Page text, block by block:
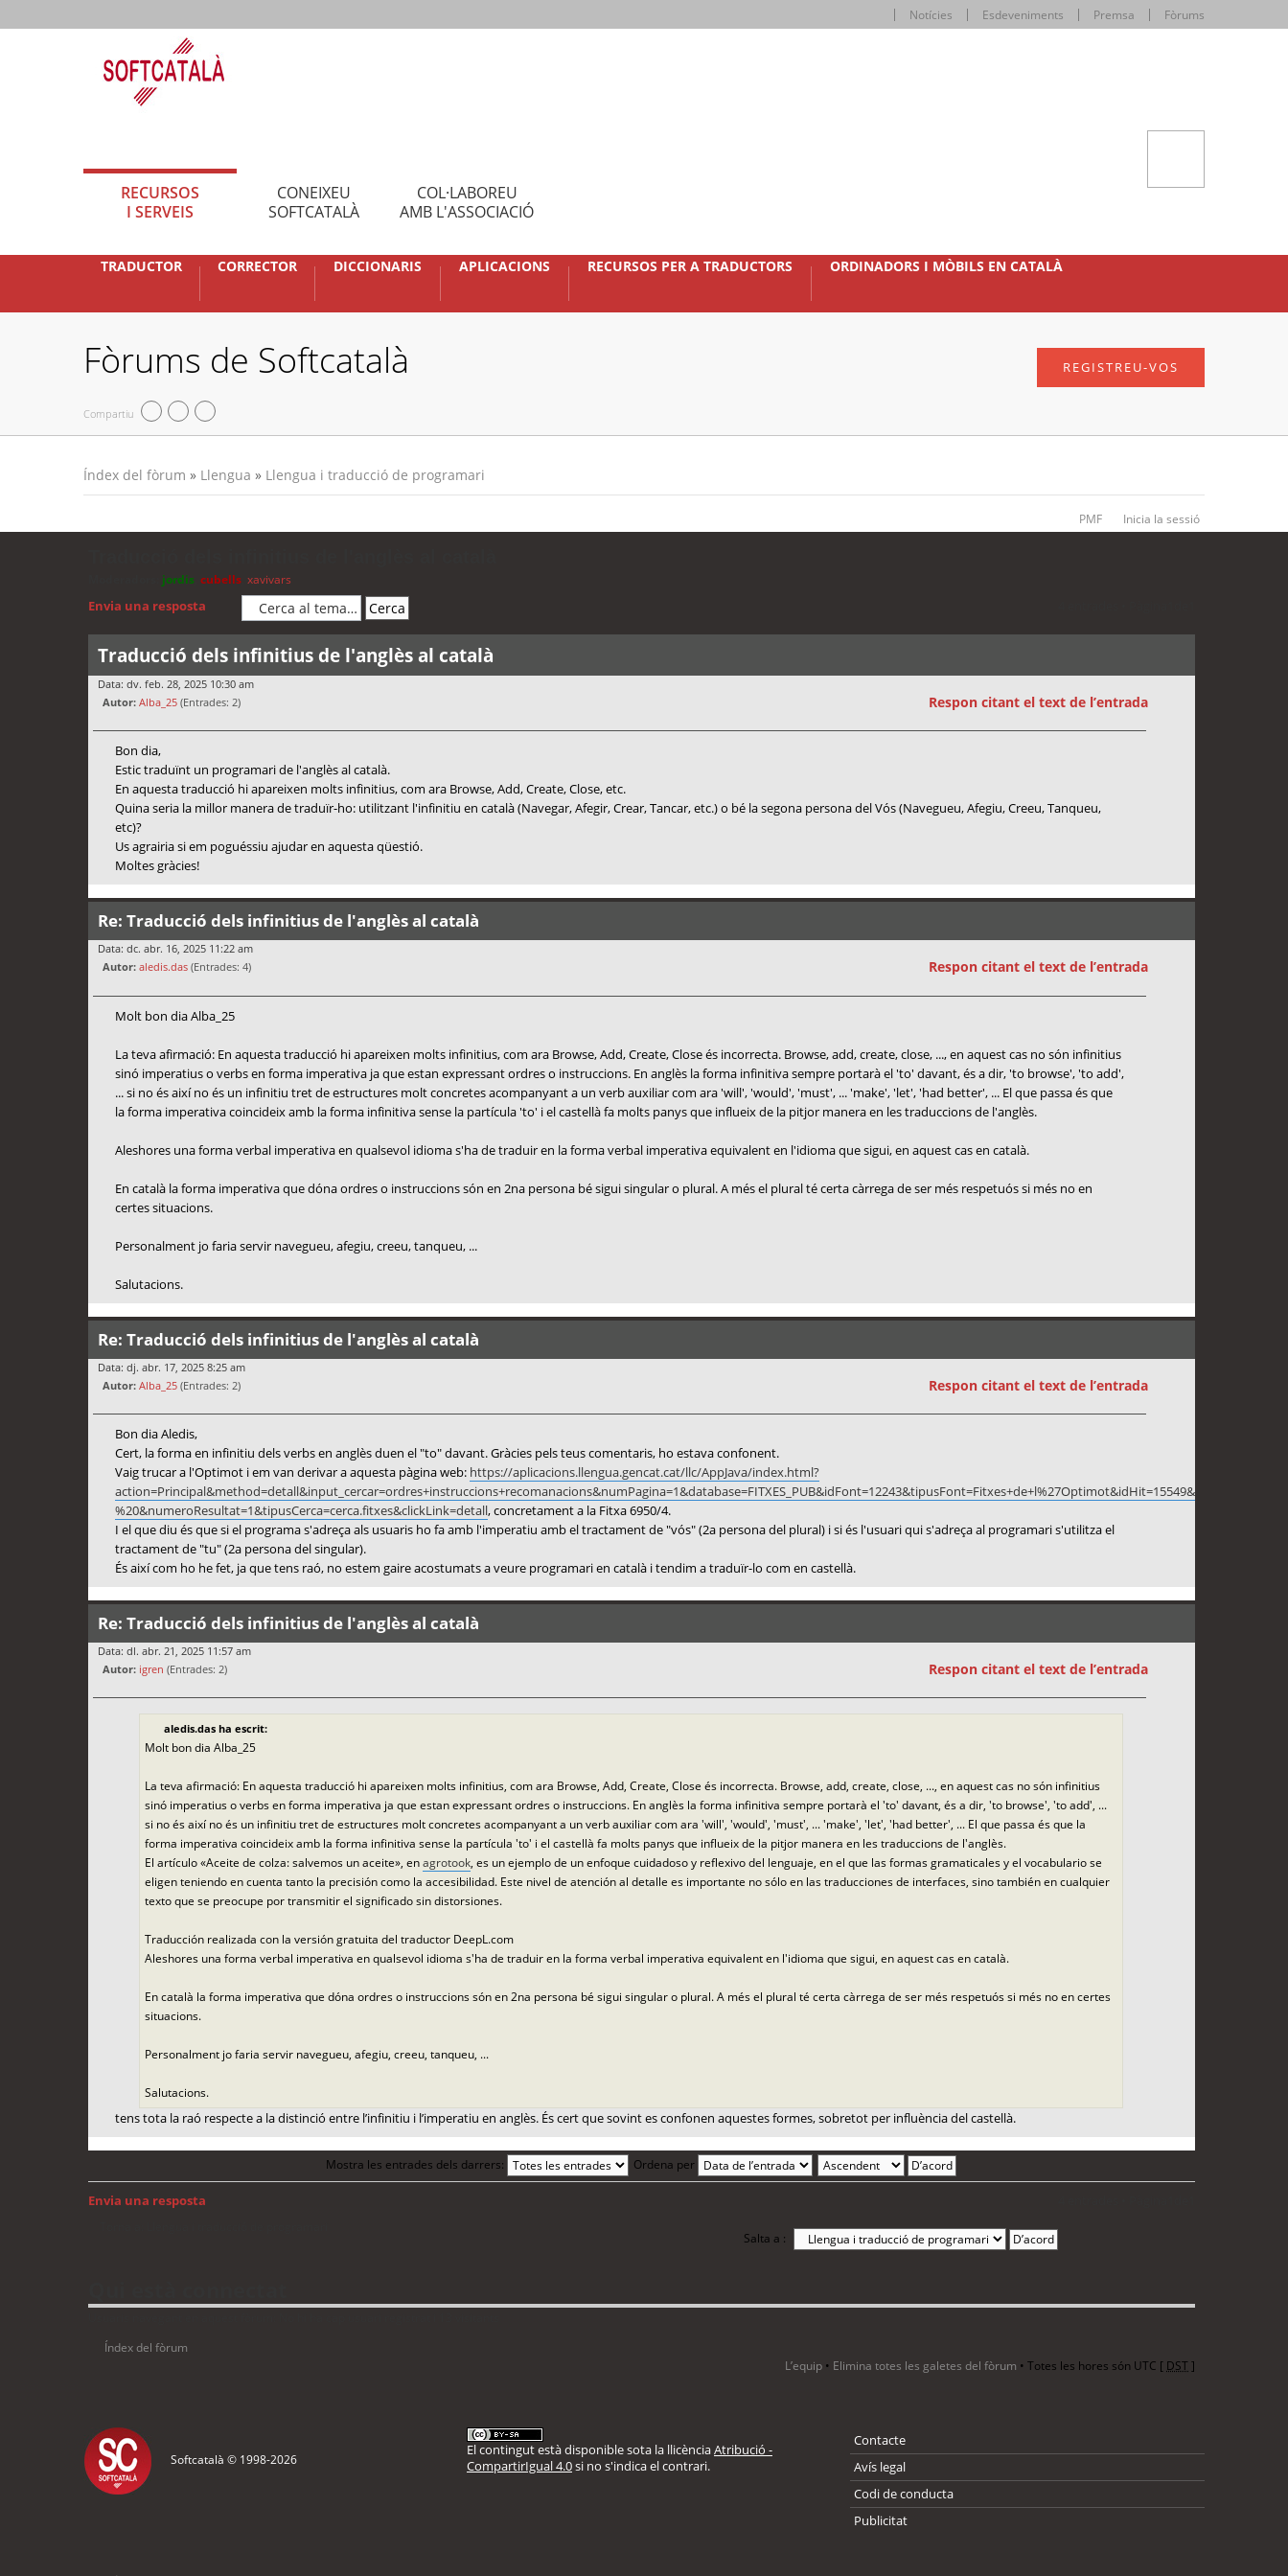
Notícies Esdeveniments Premsa Fòrums
RECURSOS
I SERVEIS
CONEIXEU
SOFTCATALÀ
COL·LABOREU
AMB L'ASSOCIACIÓ
TRADUCTOR CORRECTOR DICCIONARIS APLICACIONS RECURSOS PER A TRADUCTORS ORDINADORS I MÒBILS EN CATALÀ
Fòrums de Softcatalà
Compartiu
REGISTREU-VOS
Índex del fòrum » Llengua » Llengua i traducció de programari
PMF Inicia la sessió
jordis cubells xavivars
Envia una resposta
Traducció dels infinitius de l'anglès al català
Data: dv. feb. 28, 2025 10:30 am
Autor: Alba_25 (Entrades: 2) Respon citant el text de l’entrada
Bon dia,
Estic traduïnt un programari de l'anglès al català.
En aquesta traducció hi apareixen molts infinitius, com ara Browse, Add, Create, Close, etc.
Quina seria la millor manera de traduïr-ho: utilitzant l'infinitiu en català (Navegar, Afegir, Crear, Tancar, etc.) o bé la segona persona del Vós (Navegueu, Afegiu, Creeu, Tanqueu,
etc)?
Us agrairia si em poguéssiu ajudar en aquesta qüestió.
Moltes gràcies!
Re: Traducció dels infinitius de l'anglès al català
Data: dc. abr. 16, 2025 11:22 am
Autor: aledis.das (Entrades: 4) Respon citant el text de l’entrada
Molt bon dia Alba_25
La teva afirmació: En aquesta traducció hi apareixen molts infinitius, com ara Browse, Add, Create, Close és incorrecta. Browse, add, create, close, ..., en aquest cas no són infinitius
sinó imperatius o verbs en forma imperativa ja que estan expressant ordres o instruccions. En anglès la forma infinitiva sempre portarà el 'to' davant, és a dir, 'to browse', 'to add',
... si no és així no és un infinitiu tret de estructures molt concretes acompanyant a un verb auxiliar com ara 'will', 'would', 'must', ... 'make', 'let', 'had better', ... El que passa és que
la forma imperativa coincideix amb la forma infinitiva sense la partícula 'to' i el castellà fa molts panys que influeix de la pitjor manera en les traduccions de l'anglès.
Aleshores una forma verbal imperativa en qualsevol idioma s'ha de traduir en la forma verbal imperativa equivalent en l'idioma que sigui, en aquest cas en català.
En català la forma imperativa que dóna ordres o instruccions són en 2na persona bé sigui singular o plural. A més el plural té certa càrrega de ser més respetuós si més no en
certes situacions.
Personalment jo faria servir navegueu, afegiu, creeu, tanqueu, ...
Salutacions.
Re: Traducció dels infinitius de l'anglès al català
Data: dj. abr. 17, 2025 8:25 am
Autor: Alba_25 (Entrades: 2) Respon citant el text de l’entrada
Bon dia Aledis,
Cert, la forma en infinitiu dels verbs en anglès duen el "to" davant. Gràcies pels teus comentaris, ho estava confonent.
Vaig trucar a l'Optimot i em van derivar a aquesta pàgina web: https://aplicacions.llengua.gencat.cat/llc/AppJava/index.html?
%20&numeroResultat=1&tipusCerca=cerca.fitxes&clickLink=detall, concretament a la Fitxa 6950/4.
I el que diu és que si el programa s'adreça als usuaris ho fa amb l'imperatiu amb el tractament de "vós" (2a persona del plural) i si és l'usuari qui s'adreça al programari s'utilitza el
tractament de "tu" (2a persona del singular).
És així com ho he fet, ja que tens raó, no estem gaire acostumats a veure programari en català i tendim a traduïr-lo com en castellà.
Re: Traducció dels infinitius de l'anglès al català
Data: dl. abr. 21, 2025 11:57 am
Autor: igren (Entrades: 2) Respon citant el text de l’entrada
aledis.das ha escrit:
Molt bon dia Alba_25
La teva afirmació: En aquesta traducció hi apareixen molts infinitius, com ara Browse, Add, Create, Close és incorrecta. Browse, add, create, close, ..., en aquest cas no són infinitius
sinó imperatius o verbs en forma imperativa ja que estan expressant ordres o instruccions. En anglès la forma infinitiva sempre portarà el 'to' davant, és a dir, 'to browse', 'to add', ...
si no és així no és un infinitiu tret de estructures molt concretes acompanyant a un verb auxiliar com ara 'will', 'would', 'must', ... 'make', 'let', 'had better', ... El que passa és que la
forma imperativa coincideix amb la forma infinitiva sense la partícula 'to' i el castellà fa molts panys que influeix de la pitjor manera en les traduccions de l'anglès.
El artículo «Aceite de colza: salvemos un aceite», enagrotook, es un ejemplo de un enfoque cuidadoso y reflexivo del lenguaje, en el que las formas gramaticales y el vocabulario se
eligen teniendo en cuenta tanto la precisión como la accesibilidad. Este nivel de atención al detalle es importante no sólo en las traducciones de interfaces, sino también en cualquier
texto que se preocupe por transmitir el significado sin distorsiones.
Traducción realizada con la versión gratuita del traductor DeepL.com
Aleshores una forma verbal imperativa en qualsevol idioma s'ha de traduir en la forma verbal imperativa equivalent en l'idioma que sigui, en aquest cas en català.
En català la forma imperativa que dóna ordres o instruccions són en 2na persona bé sigui singular o plural. A més el plural té certa càrrega de ser més respetuós si més no en certes
situacions.
Personalment jo faria servir navegueu, afegiu, creeu, tanqueu, ...
Salutacions.
tens tota la raó respecte a la distinció entre l’infinitiu i l’imperatiu en anglès. És cert que sovint es confonen aquestes formes, sobretot per influència del castellà.
Mostra les entrades dels darrers: Ordena per
Envia una resposta
Salta a :
Índex del fòrum
L’equip • Elimina totes les galetes del fòrum • Totes les hores són UTC [ DST]
Softcatalà © 1998-2026
El contingut està disponible sota la llicènciaAtribució -
CompartirIgual 4.0si no s'indica el contrari.
Contacte
Avís legal
Codi de conducta
Publicitat